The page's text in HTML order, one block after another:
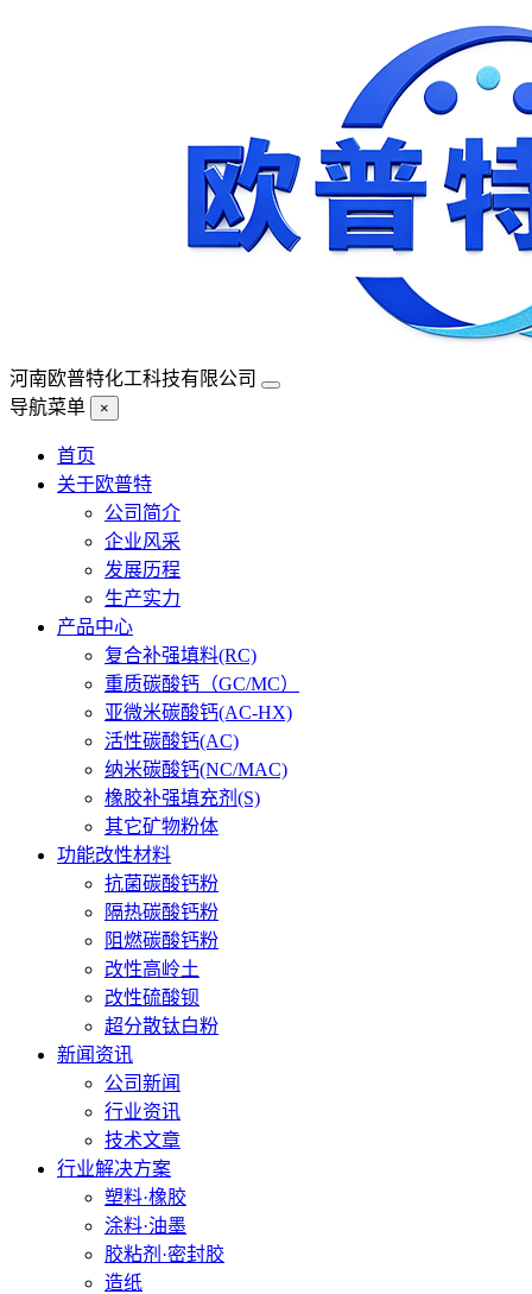
河南欧普特化工科技有限公司
导航菜单
×
首页
关于欧普特
公司简介
企业风采
发展历程
生产实力
产品中心
复合补强填料(RC)
重质碳酸钙（GC/MC）
亚微米碳酸钙(AC-HX)
活性碳酸钙(AC)
纳米碳酸钙(NC/MAC)
橡胶补强填充剂(S)
其它矿物粉体
功能改性材料
抗菌碳酸钙粉
隔热碳酸钙粉
阻燃碳酸钙粉
改性高岭土
改性硫酸钡
超分散钛白粉
新闻资讯
公司新闻
行业资讯
技术文章
行业解决方案
塑料·橡胶
涂料·油墨
胶粘剂·密封胶
造纸